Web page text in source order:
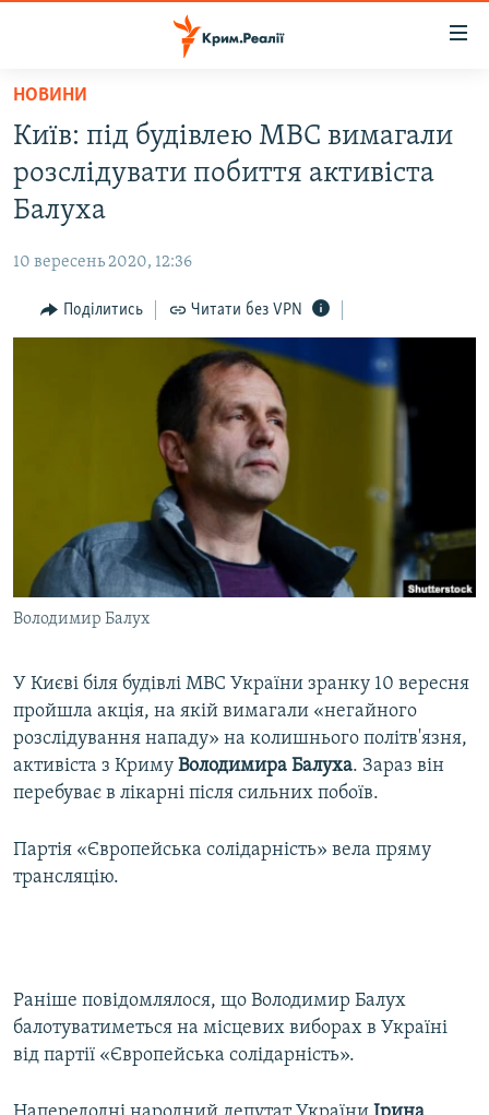
Перейти
основного
матеріалу
Перейти
до
основної
навігації
Перейти
до
ВОДА.КРИМ
ВІДЕО ТА ФОТО
БЛОГИ
ПОГЛЯД
ВІДЕОУРОКИ «ELIFBE»
СВІДЧЕННЯ ОКУПАЦІЇ
УКРАЇНСЬКА ПРОБЛЕМА КРИМУ
ІНФОГРАФІКА
ЯК ОБІЙТИ БЛОКУВАННЯ
Русский
Qırımtatar
ДОЛУЧАЙСЯ!
Усі сайти RFE/RL
НОВИНИ
Київ: під будівлею МВС вимагали
розслідувати побиття активіста
Балуха
10 вересень 2020, 12:36
Поділитись Читати без VPN
Володимир Балух
У Києві біля будівлі МВС України зранку 10 вересня
пройшла акція, на якій вимагали «негайного
розслідування нападу» на колишнього політв'язня,
активіста з Криму Володимира Балуха. Зараз він
перебуває в лікарні після сильних побоїв.
Партія «Європейська солідарність» вела пряму
трансляцію.
Раніше повідомлялося, що Володимир Балух
балотуватиметься на місцевих виборах в Україні
від партії «Європейська солідарність».